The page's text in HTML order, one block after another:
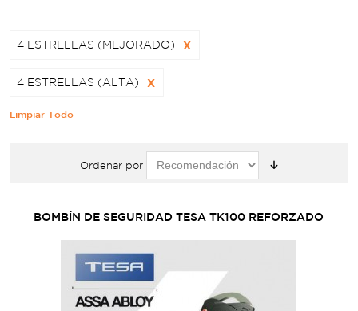
4 ESTRELLAS (MEJORADO) X
4 ESTRELLAS (ALTA) X
Limpiar Todo
Ordenar por
BOMBÍN DE SEGURIDAD TESA TK100 REFORZADO